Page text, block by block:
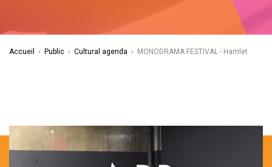
Accueil › Public › Cultural agenda › MONODRAMA FESTIVAL - Hamlet